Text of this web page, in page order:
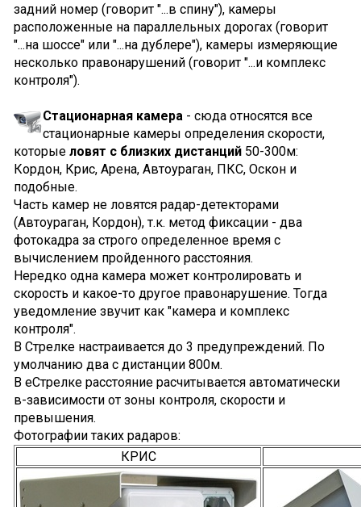
задний номер (говорит "...в спину"), камеры
расположенные на параллельных дорогах (говорит
"...на шоссе" или "...на дублере"), камеры измеряющие
несколько правонарушений (говорит "...и комплекс
контроля").
Стационарная камера - сюда относятся все
стационарные камеры определения скорости,
которые ловят с близких дистанций50-300м:
Кордон, Крис, Арена, Автоураган, ПКС, Оскон и
подобные.
Часть камер не ловятся радар-детекторами
(Автоураган, Кордон), т.к. метод фиксации - два
фотокадра за строго определенное время с
вычислением пройденного расстояния.
Нередко одна камера может контролировать и
скорость и какое-то другое правонарушение. Тогда
уведомление звучит как "камера и комплекс
контроля".
В Стрелке настраивается до 3 предупреждений. По
умолчанию два с дистанции 800м.
В еСтрелке расстояние расчитывается автоматически
в-зависимости от зоны контроля, скорости и
превышения.
Фотографии таких радаров:
КРИС